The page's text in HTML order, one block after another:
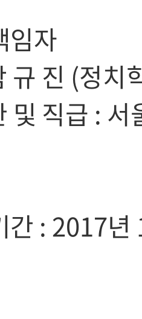
임자
규 진 (정치
및 직급 :
간 : 2017